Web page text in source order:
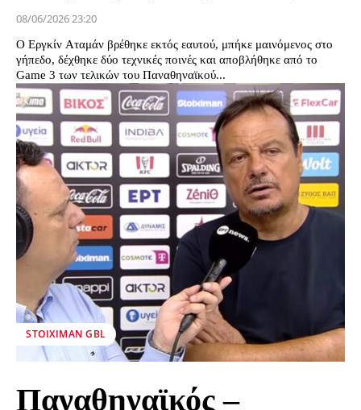
08/06/2026 23:20
Ο Εργκίν Αταμάν βρέθηκε εκτός εαυτού, μπήκε μαινόμενος στο
γήπεδο, δέχθηκε δύο τεχνικές ποινές και αποβλήθηκε από το
Game 3 των τελικών του Παναθηναϊκού...
STOIXIMAN GBL
Παναθηναϊκός –